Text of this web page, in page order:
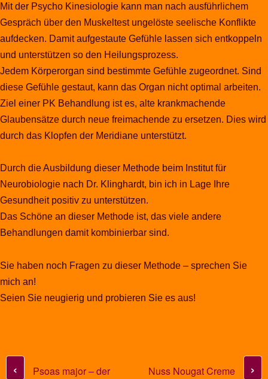
Mit der Psycho Kinesiologie kann man nach ausführlichem
Gespräch über den Muskeltest ungelöste seelische Konflikte
aufdecken. Damit aufgestaute Gefühle lassen sich entkoppeln
und unterstützen so den Heilungsprozess.
Jedem Körperorgan sind bestimmte Gefühle zugeordnet. Sind
diese Gefühle gestaut, kann das Organ nicht optimal arbeiten.
Ziel einer PK Behandlung ist es, alte krankmachende
Glaubensätze durch neue freimachende zu ersetzen. Dies wird
durch das Klopfen der Meridiane unterstützt.
Durch die Ausbildung dieser Methode beim Institut für
Neurobiologie nach Dr. Klinghardt, bin ich in Lage Ihre
Gesundheit positiv zu unterstützen.
Das Schöne an dieser Methode ist, das viele andere
Behandlungen damit kombinierbar sind.
Sie haben noch Fragen zu dieser Methode – sprechen Sie
mich an!
Seien Sie neugierig und probieren Sie es aus!
‹
Psoas major – der
Nuss Nougat Creme ›